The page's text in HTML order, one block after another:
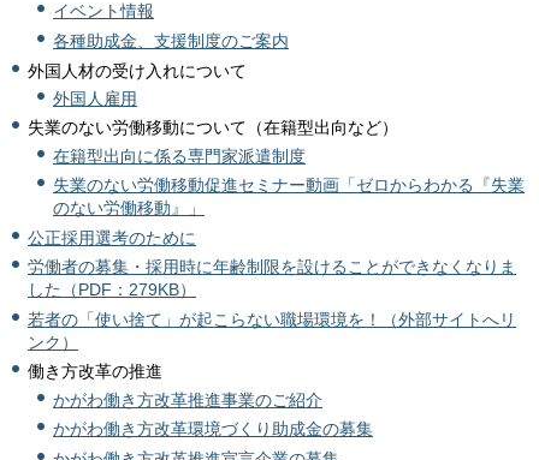
イベント情報
各種助成金、支援制度のご案内
外国人材の受け入れについて
外国人雇用
失業のない労働移動について（在籍型出向など）
在籍型出向に係る専門家派遣制度
失業のない労働移動促進セミナー動画「ゼロからわかる『失業
のない労働移動』」
公正採用選考のために
労働者の募集・採用時に年齢制限を設けることができなくなりま
した（PDF：279KB）
若者の「使い捨て」が起こらない職場環境を！（外部サイトへリ
ンク）
働き方改革の推進
かがわ働き方改革推進事業のご紹介
かがわ働き方改革環境づくり助成金の募集